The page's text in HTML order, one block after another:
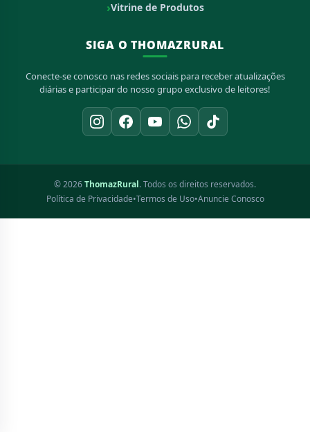
Vitrine de Produtos
SIGA O THOMAZRURAL
Conecte-se conosco nas redes sociais para receber atualizações
diárias e participar do nosso grupo exclusivo de leitores!
© 2026ThomazRural. Todos os direitos reservados.
Política de Privacidade•Termos de Uso•Anuncie Conosco